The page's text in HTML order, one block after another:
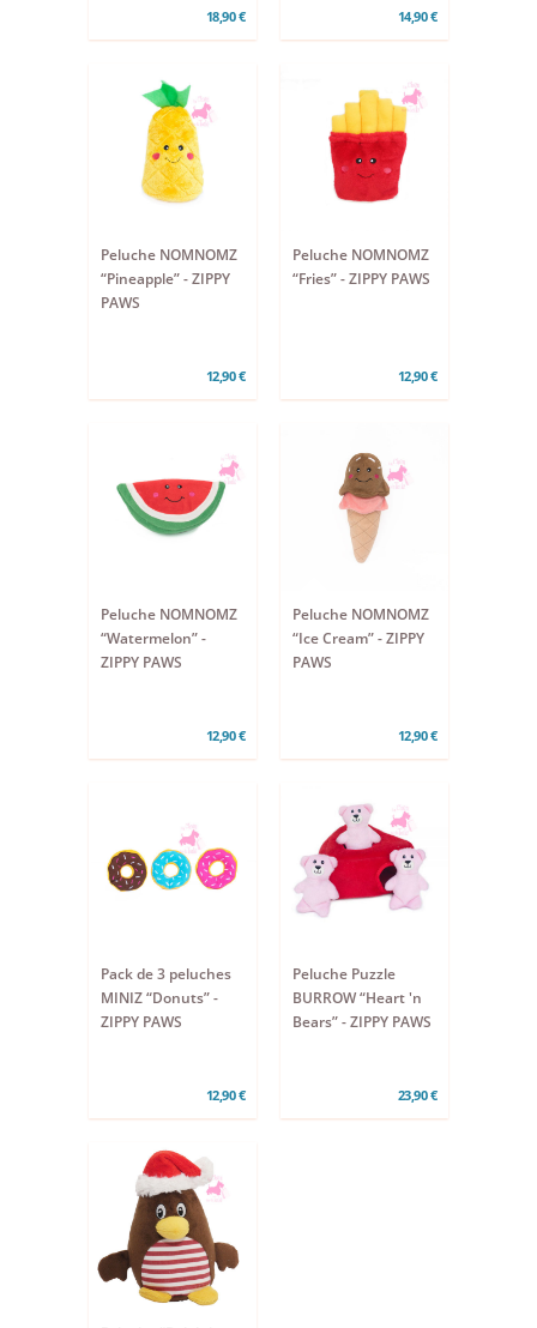
18,90 € 14,90 €
Peluche NOMNOMZ
“Pineapple” - ZIPPY
PAWS
12,90 €
Peluche NOMNOMZ
“Fries” - ZIPPY PAWS
12,90 €
Peluche NOMNOMZ
“Watermelon” -
ZIPPY PAWS
12,90 €
Peluche NOMNOMZ
“Ice Cream” - ZIPPY
PAWS
12,90 €
Pack de 3 peluches
MINIZ “Donuts” -
ZIPPY PAWS
12,90 €
Peluche Puzzle
BURROW “Heart 'n
Bears” - ZIPPY PAWS
23,90 €